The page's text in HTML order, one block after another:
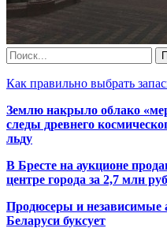
Как правильно выбрать
Землю накрыло облако
следы древнего
льду
В Бресте на аукционе
центре города за 2,7 млн
Продюсеры и независимые
Беларуси буксует